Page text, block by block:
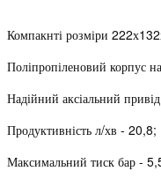
Компакнті розміри
Поліпропіленовий корпус
Надійний аксіальний
Продуктивність л/хв - 20,8;
Максимальний тиск бар -